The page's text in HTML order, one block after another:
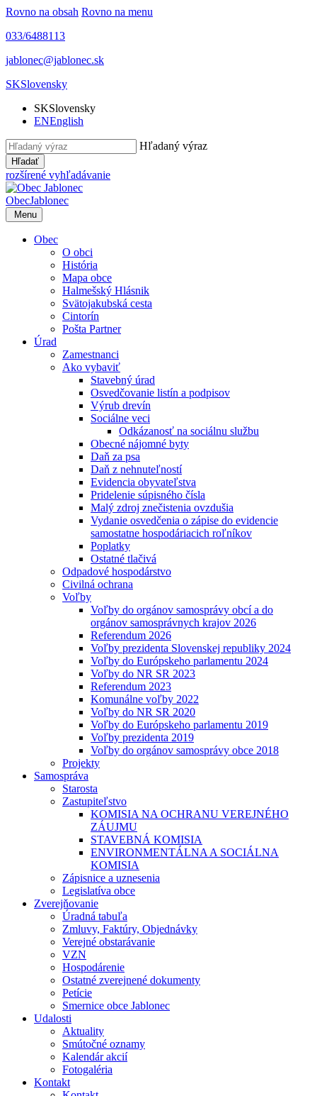
Rovno na obsah Rovno na menu
033/6488113
jablonec@jablonec.sk
SKSlovensky
SKSlovensky
ENEnglish
Hľadaný výraz
Hľadať
rozšírené vyhľadávanie
ObecJablonec
Menu
Obec
O obci
História
Mapa obce
Halmešský Hlásnik
Svätojakubská cesta
Cintorín
Pošta Partner
Úrad
Zamestnanci
Ako vybaviť
Stavebný úrad
Osvedčovanie listín a podpisov
Výrub drevín
Sociálne veci
Odkázanosť na sociálnu službu
Obecné nájomné byty
Daň za psa
Daň z nehnuteľností
Evidencia obyvateľstva
Pridelenie súpisného čísla
Malý zdroj znečistenia ovzdušia
Vydanie osvedčenia o zápise do evidencie
samostatne hospodáriacich roľníkov
Poplatky
Ostatné tlačivá
Odpadové hospodárstvo
Civilná ochrana
Voľby
Voľby do orgánov samosprávy obcí a do
orgánov samosprávnych krajov 2026
Referendum 2026
Voľby prezidenta Slovenskej republiky 2024
Voľby do Európskeho parlamentu 2024
Voľby do NR SR 2023
Referendum 2023
Komunálne voľby 2022
Voľby do NR SR 2020
Voľby do Európskeho parlamentu 2019
Voľby prezidenta 2019
Voľby do orgánov samosprávy obce 2018
Projekty
Samospráva
Starosta
Zastupiteľstvo
KOMISIA NA OCHRANU VEREJNÉHO
ZÁUJMU
STAVEBNÁ KOMISIA
ENVIRONMENTÁLNA A SOCIÁLNA
KOMISIA
Zápisnice a uznesenia
Legislatíva obce
Zverejňovanie
Úradná tabuľa
Zmluvy, Faktúry, Objednávky
Verejné obstarávanie
VZN
Hospodárenie
Ostatné zverejnené dokumenty
Petície
Smernice obce Jablonec
Udalosti
Aktuality
Smútočné oznamy
Kalendár akcií
Fotogaléria
Kontakt